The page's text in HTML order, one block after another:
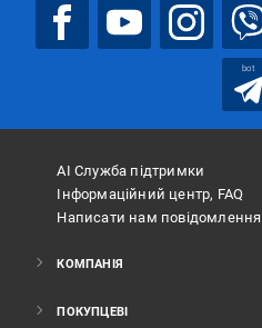
bot
АІ Служба підтримки
Інформаційний центр, FAQ
Написати нам повідомлення
КОМПАНІЯ
ПОКУПЦЕВІ